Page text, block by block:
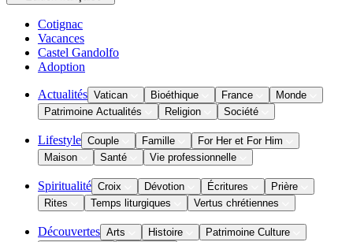
Cotignac
Vacances
Castel Gandolfo
Adoption
Actualités Vatican Bioéthique France
Monde
Patrimoine Actualités
Religion Société
Lifestyle Couple Famille
For Her et For Him
Maison
Santé Vie professionnelle
Spiritualité Croix Dévotion Écritures
Prière
Rites
Temps liturgiques Vertus chrétiennes
Découvertes Arts Histoire
Patrimoine Culture